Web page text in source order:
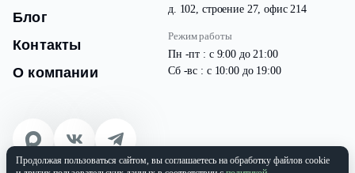
Блог
Контакты
О компании
д. 102, строение 27, офис 214
Режим работы
Пн -пт : с 9:00 до 21:00
Сб -вс : с 10:00 до 19:00
© 2026 Все права защищены
Продолжая пользоваться сайтом, вы соглашаетесь на обработку файлов cookie